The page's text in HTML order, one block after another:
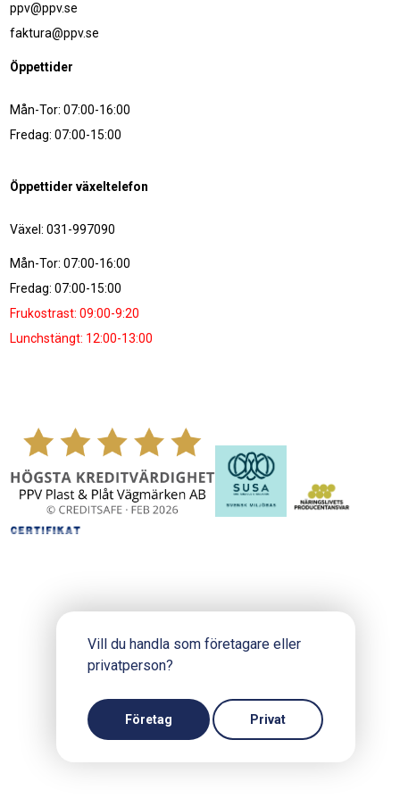
ppv@ppv.se
faktura@ppv.se
Öppettider
Mån-Tor: 07:00-16:00
Fredag: 07:00-15:00
Öppettider växeltelefon
Växel: 031-997090
Mån-Tor: 07:00-16:00
Fredag: 07:00-15:00
Frukostrast: 09:00-9:20
Lunchstängt: 12:00-13:00
Produktion och design: Webbpartner
Vill du handla som företagare eller
privatperson?
Företag Privat